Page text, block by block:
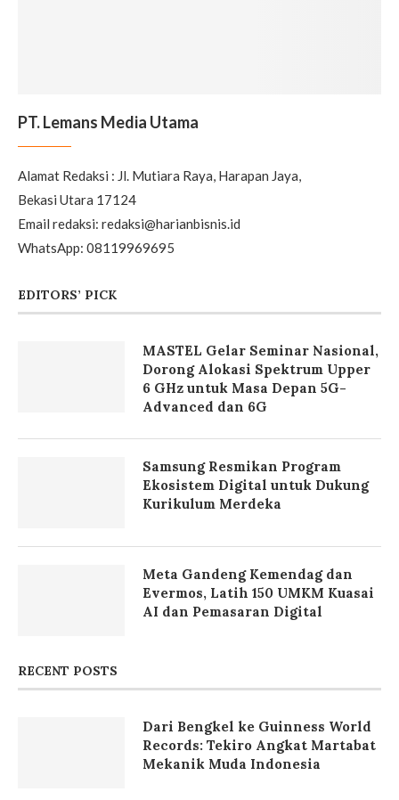
PT. Lemans Media Utama
Alamat Redaksi : Jl. Mutiara Raya, Harapan Jaya,
Bekasi Utara 17124
Email redaksi: redaksi@harianbisnis.id
WhatsApp: 08119969695
EDITORS’ PICK
MASTEL Gelar Seminar Nasional,
Dorong Alokasi Spektrum Upper
6 GHz untuk Masa Depan 5G-
Advanced dan 6G
Samsung Resmikan Program
Ekosistem Digital untuk Dukung
Kurikulum Merdeka
Meta Gandeng Kemendag dan
Evermos, Latih 150 UMKM Kuasai
AI dan Pemasaran Digital
RECENT POSTS
Dari Bengkel ke Guinness World
Records: Tekiro Angkat Martabat
Mekanik Muda Indonesia